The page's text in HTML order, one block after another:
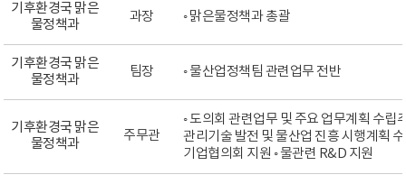
기후환경국 맑은
물정책과
과장 ◦ 맑은물정책과 총괄
기후환경국 맑은
물정책과
팀장 ◦ 물산업정책팀 관련업무 전반
기후환경국 맑은
물정책과
주무관
◦ 도의회 관련업무 및 주요 업무계획 수립
관리기술 발전 및 물산업 진흥 시행계획
기업협의회 지원 ◦ 물관련 R&D 지원